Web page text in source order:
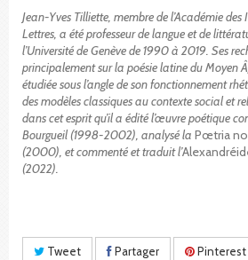
Jean-Yves Tilliette, membre de l’Académie
Lettres, a été professeur de langue et de
l’Université de Genève de 1990 à 2019. Ses
principalement sur la poésie latine du Moyen
étudiée sous l’angle de son fonctionnement
des modèles classiques au contexte social et
dans cet esprit qu’il a édité l’œuvre poétique
Bourgueil (1998-2002), analysé la Pœtria
(2000), et commenté et traduit l’
(2022).
Tweet Partager Pinterest